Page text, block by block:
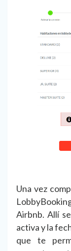
Una vez
Airbnb. Allí
activa y la
que te